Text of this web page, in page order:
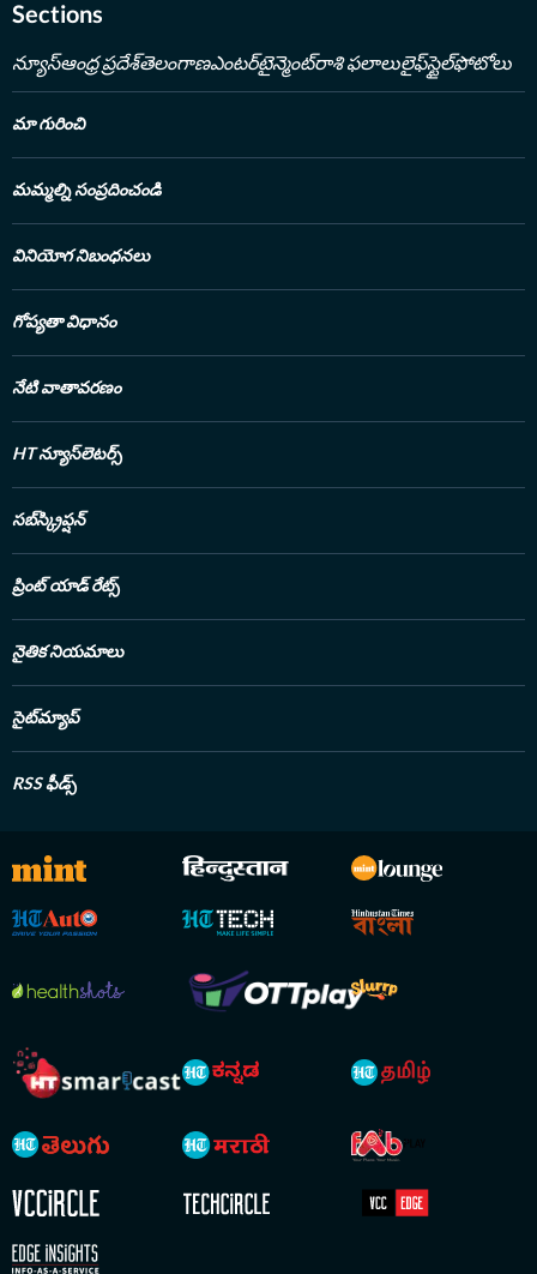
Sections
న్యూస్ఆంధ్ర ప్రదేశ్తెలంగాణఎంటర్‌టైన్మెంట్రాశి ఫలాలులైఫ్‌స్టైల్ఫోటోలు
మా గురించి
మమ్మల్ని సంప్రదించండి
వినియోగ నిబంధనలు
గోప్యతా విధానం
నేటి వాతావరణం
HT న్యూస్‌లెటర్స్
సబ్‌స్క్రిప్షన్
ప్రింట్ యాడ్ రేట్స్
నైతిక నియమాలు
సైట్‌మ్యాప్
RSS ఫీడ్స్